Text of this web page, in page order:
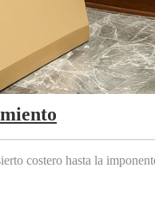
costero hasta la